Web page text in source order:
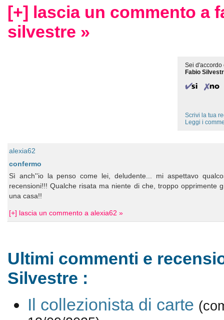
[+] lascia un commento a
silvestre »
Sei d'accordo
Fabio
Scrivi la tua
Leggi i
alexia62
confermo
Sì anch''io la penso come lei, deludente... mi aspettavo
recensioni!!! Qualche risata ma niente di che, troppo opprimente
una casa!!
[+] lascia un commento a alexia62 »
Ultimi commenti e
Silvestre :
Il collezionista di carte